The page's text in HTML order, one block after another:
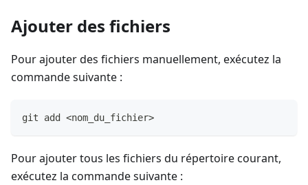
Ajouter des fichiers
Pour ajouter des fichiers manuellement, exécutez la
commande suivante :
git add <nom_du_fichier>
Pour ajouter tous les fichiers du répertoire courant,
exécutez la commande suivante :